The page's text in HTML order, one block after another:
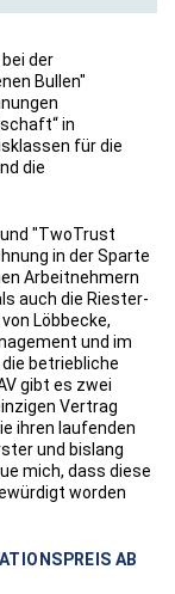
der
Bullen"
in
für die
die
"TwoTrust
in der Sparte
Arbeitnehmern
auch die Riester-
Löbbecke,
und im
betriebliche
gibt es zwei
Vertrag
ihren laufenden
und bislang
mich, dass diese
worden
AB